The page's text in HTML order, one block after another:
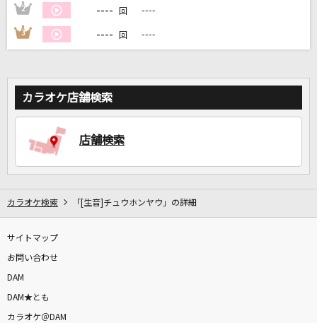
カラオケをもっと楽しもう！
家族や友達と一緒に！練習にも！
2 ---- 回 ----
3 ---- 回 ----
カラオケ店舗検索
店舗検索
カラオケ検索 「[生音]チュウホンヤウ」の詳細
サイトマップ
お問い合わせ
DAM
DAM★とも
カラオケ＠DAM